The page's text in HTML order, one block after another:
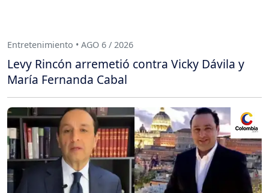
Entretenimiento • AGO 6 / 2026
Levy Rincón arremetió contra Vicky Dávila y
María Fernanda Cabal